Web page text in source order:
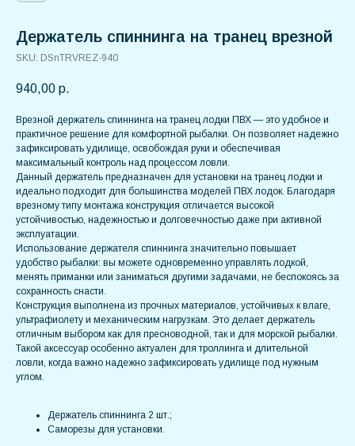
Держатель спиннинга на транец врезной
SKU: DSnTRVREZ-940
940,00 р.
Врезной держатель спиннинга на транец лодки ПВХ — это удобное и
практичное решение для комфортной рыбалки. Он позволяет надежно
зафиксировать удилище, освобождая руки и обеспечивая
максимальный контроль над процессом ловли.
Данный держатель предназначен для установки на транец лодки и
идеально подходит для большинства моделей ПВХ лодок. Благодаря
врезному типу монтажа конструкция отличается высокой
устойчивостью, надежностью и долговечностью даже при активной
эксплуатации.
Использование держателя спиннинга значительно повышает
удобство рыбалки: вы можете одновременно управлять лодкой,
менять приманки или заниматься другими задачами, не беспокоясь за
сохранность снасти.
Конструкция выполнена из прочных материалов, устойчивых к влаге,
ультрафиолету и механическим нагрузкам. Это делает держатель
отличным выбором как для пресноводной, так и для морской рыбалки.
Такой аксессуар особенно актуален для троллинга и длительной
ловли, когда важно надежно зафиксировать удилище под нужным
углом.
Держатель спиннинга 2 шт.;
Саморезы для установки.